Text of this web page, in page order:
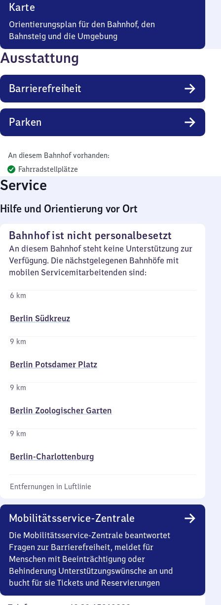
Karte
Orientierungsplan für den Bahnhof, den
Bahnsteig und die Umgebung
Ausstattung
Barrierefreiheit
Parken
An diesem Bahnhof vorhanden:
Fahrradstellplätze
Service
Hilfe und Orientierung vor Ort
Bahnhof ist nicht personalbesetzt
An diesem Bahnhof steht keine Unterstützung zur
Verfügung. Die nächstgelegenen Bahnhöfe mit
mobilen Servicemitarbeitenden sind:
6 km
Berlin Südkreuz
9 km
Berlin Potsdamer Platz
9 km
Berlin Zoologischer Garten
9 km
Berlin-Charlottenburg
Entfernungen in Luftlinie
Mobilitätsservice-Zentrale
Die Mobilitätsservice-Zentrale beantwortet
Fragen zur Barrierefreiheit, meldet für
Menschen mit Beeinträchtigung oder
Behinderung Unterstützungswünsche an und
bucht für sie Tickets und Reservierungen